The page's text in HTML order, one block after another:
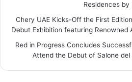
Residences
Chery UAE Kicks-Off the First
Debut Exhibition featuring Renowned
Red in Progress Concludes
Attend the Debut of Salone del